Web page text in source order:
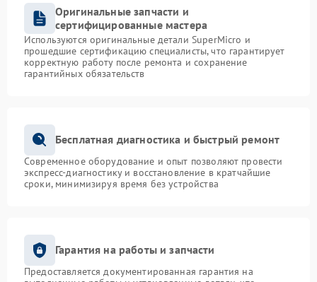
Оригинальные запчасти и
сертифицированные мастера
Используются оригинальные детали SuperMicro и
прошедшие сертификацию специалисты, что гарантирует
корректную работу после ремонта и сохранение
гарантийных обязательств
Бесплатная диагностика и быстрый ремонт
Современное оборудование и опыт позволяют провести
экспресс-диагностику и восстановление в кратчайшие
сроки, минимизируя время без устройства
Гарантия на работы и запчасти
Предоставляется документированная гарантия на